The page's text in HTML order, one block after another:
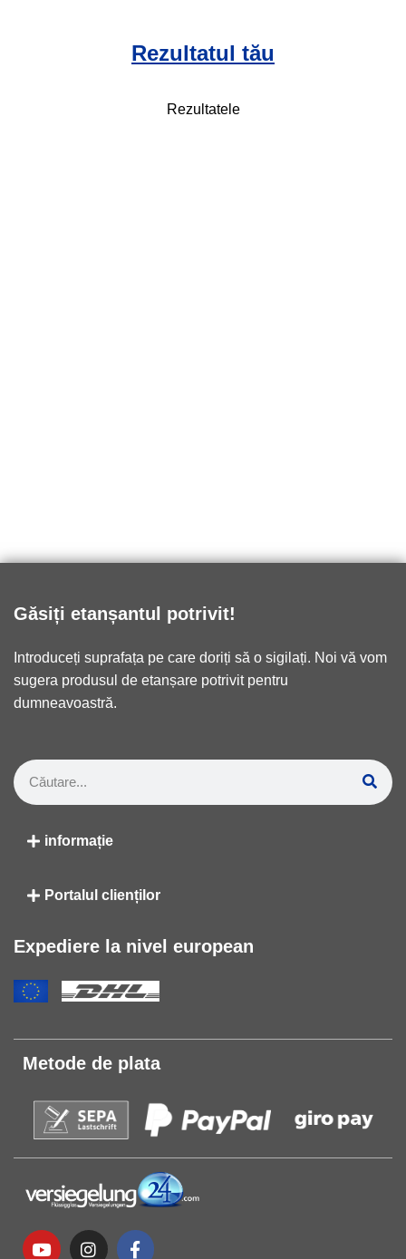
Rezultatul tău
Rezultatele
Găsiți etanșantul potrivit!
Introduceți suprafața pe care doriți să o sigilați. Noi vă vom
sugera produsul de etanșare potrivit pentru
dumneavoastră.
informație
Portalul clienților
Expediere la nivel european
Metode de plata